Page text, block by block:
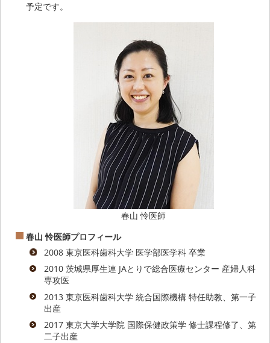
予定です。
春山 怜医師
春山 怜医師プロフィール
2008 東京医科歯科大学 医学部医学科 卒業
2010 茨城県厚生連 JAとりで総合医療センター 産婦人科
専攻医
2013 東京医科歯科大学 統合国際機構 特任助教、第一子
出産
2017 東京大学大学院 国際保健政策学 修士課程修了、第
二子出産